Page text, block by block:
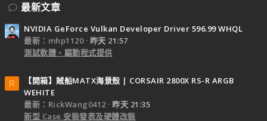
最新文章
NVIDIA GeForce Vulkan Developer Driver 596.99 WHQL
最新：mhp1120
昨天 21:57
測試軟體、驅動程式提供
R
【開箱】賊船MATX海景殼 | CORSAIR 2800X RS-R ARGB
WEHITE
最新：RickWang0412
昨天 21:35
新型 Case 安裝發表及硬體改裝